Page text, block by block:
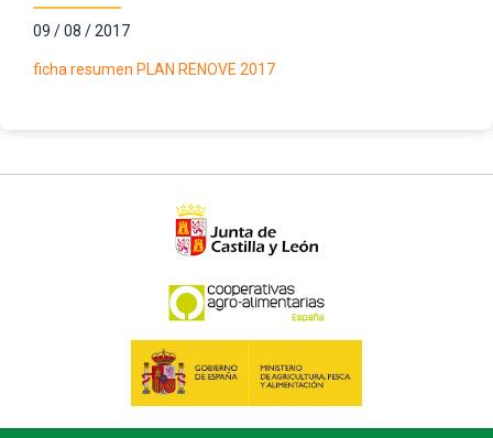
09 / 08 / 2017
ficha resumen PLAN RENOVE 2017